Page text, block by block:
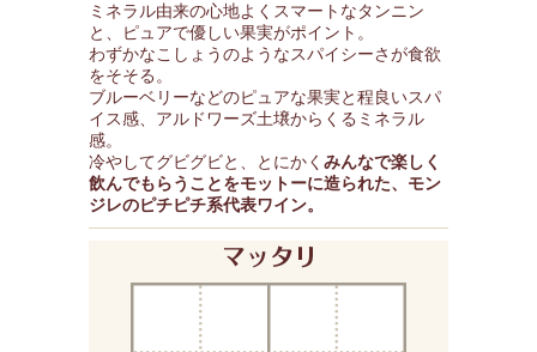
ミネラル由来の心地よくスマートなタンニン
と、ピュアで優しい果実がポイント。
わずかなこしょうのようなスパイシーさが食欲
をそそる。
ブルーベリーなどのピュアな果実と程良いスパ
イス感、アルドワーズ土壌からくるミネラル
感。
冷やしてグビグビと、とにかく みんなで楽しく
飲んでもらうことをモットーに造られた、モン
ジレのピチピチ系代表ワイン。